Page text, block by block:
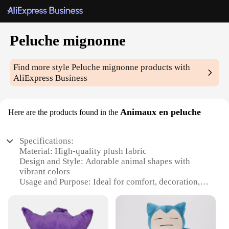
Peluche mignonne
Find more stylePeluche mignonne products with
AliExpress Business
Here are the products found in the Animaux en peluche
Specifications:
Material: High-quality plush fabric
Design and Style: Adorable animal shapes with
vibrant colors
Usage and Purpose: Ideal for comfort, decoration,
Type and Category: Plush toys, part of the Peluche
mignonne collection
Shape or Size or Weight or Quantity: Available in